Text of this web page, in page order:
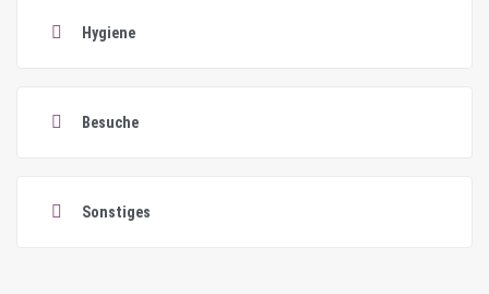
Hygiene
Besuche
Sonstiges